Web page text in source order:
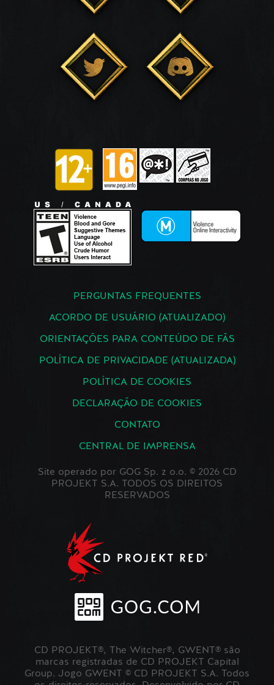
PERGUNTAS FREQUENTES
ACORDO DE USUÁRIO (ATUALIZADO)
ORIENTAÇÕES PARA CONTEÚDO DE FÃS
POLÍTICA DE PRIVACIDADE (ATUALIZADA)
POLÍTICA DE COOKIES
DECLARAÇÃO DE COOKIES
CONTATO
CENTRAL DE IMPRENSA
Site operado por GOG Sp. z o.o. © 2026 CD
PROJEKT S.A. TODOS OS DIREITOS
RESERVADOS
CD PROJEKT®, The Witcher®, GWENT® são
marcas registradas de CD PROJEKT Capital
Group. Jogo GWENT © CD PROJEKT S.A. Todos